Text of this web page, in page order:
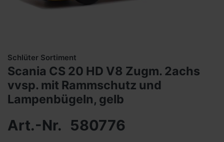
Schlüter Sortiment
Scania CS 20 HD V8 Zugm. 2achs
vvsp. mit Rammschutz und
Lampenbügeln, gelb
Art.-Nr. 580776